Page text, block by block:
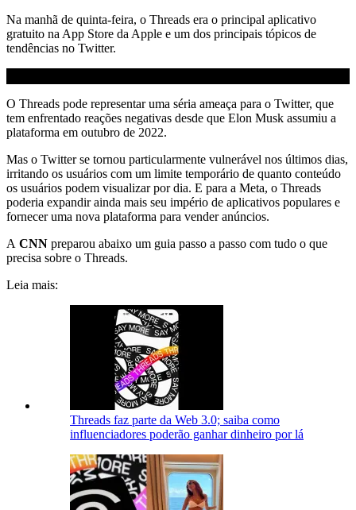
Na manhã de quinta-feira, o Threads era o principal aplicativo
gratuito na App Store da Apple e um dos principais tópicos de
tendências no Twitter.
O Threads pode representar uma séria ameaça para o Twitter, que
tem enfrentado reações negativas desde que Elon Musk assumiu a
plataforma em outubro de 2022.
Mas o Twitter se tornou particularmente vulnerável nos últimos dias,
irritando os usuários com um limite temporário de quanto conteúdo
os usuários podem visualizar por dia. E para a Meta, o Threads
poderia expandir ainda mais seu império de aplicativos populares e
fornecer uma nova plataforma para vender anúncios.
A CNN preparou abaixo um guia passo a passo com tudo o que
precisa sobre o Threads.
Leia mais:
Threads faz parte da Web 3.0; saiba como
influenciadores poderão ganhar dinheiro por lá